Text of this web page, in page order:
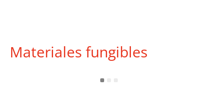
Materiales fungibles